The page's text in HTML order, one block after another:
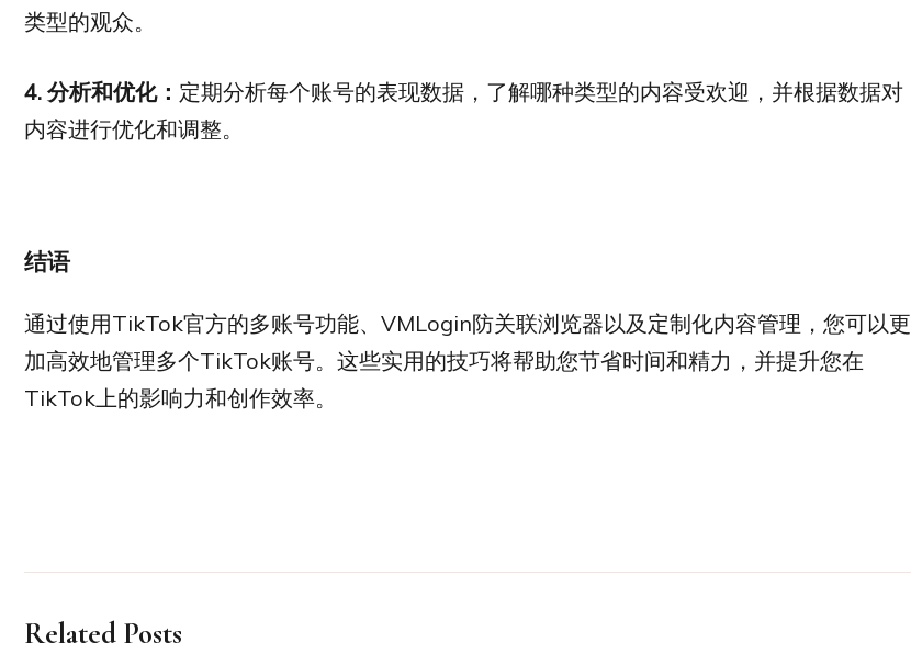
类型的观众。
4. 分析和优化： 定期分析每个账号的表现数据，了解哪种类型的内容受欢迎，并根据数据对
内容进行优化和调整。
结语
通过使用TikTok官方的多账号功能、VMLogin防关联浏览器以及定制化内容管理，您可以更
加高效地管理多个TikTok账号。这些实用的技巧将帮助您节省时间和精力，并提升您在
TikTok上的影响力和创作效率。
Related Posts